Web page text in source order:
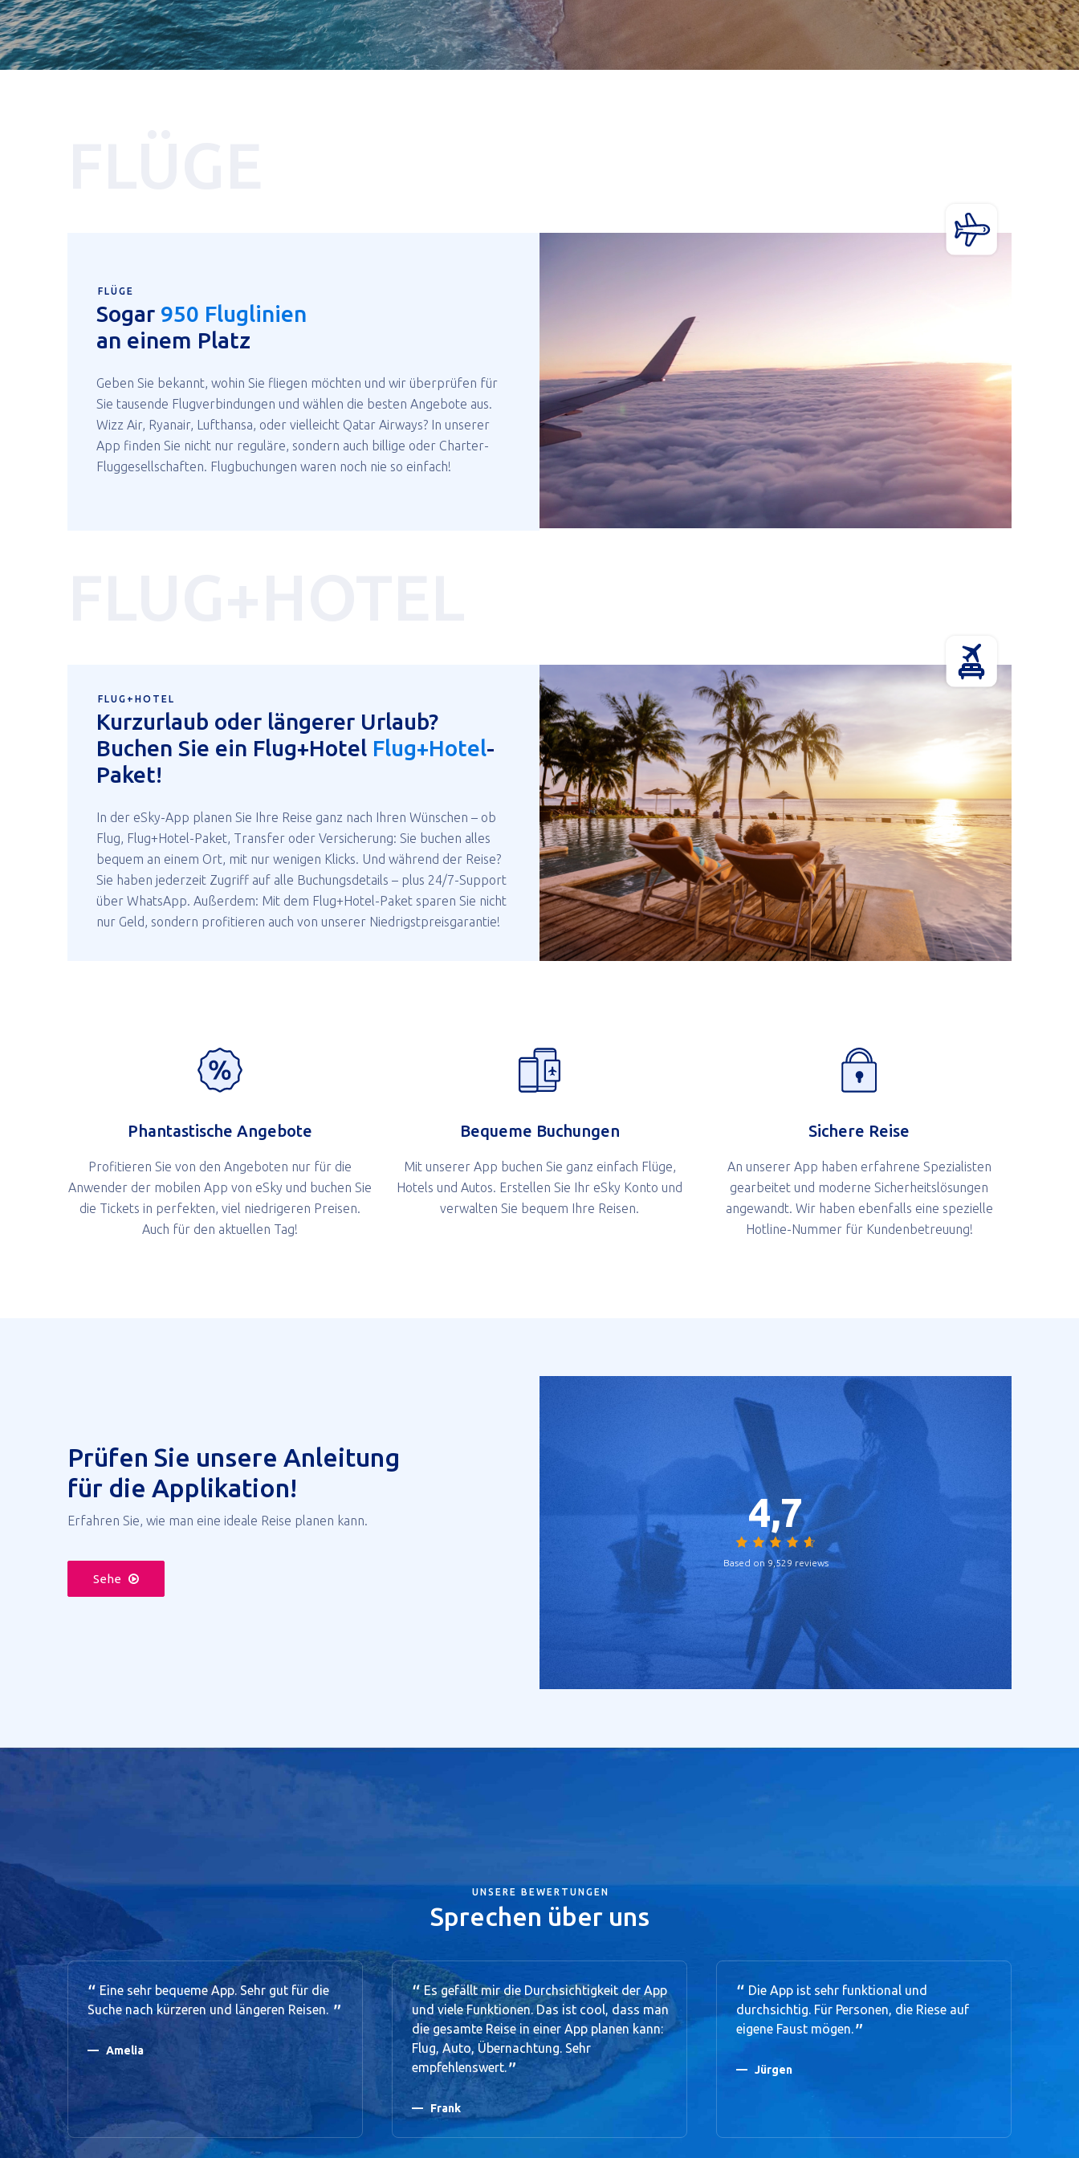
FLÜGE
Sogar 950 Fluglinien
an einem Platz
Geben Sie bekannt, wohin Sie fliegen möchten und wir überprüfen für
Sie tausende Flugverbindungen und wählen die besten Angebote aus.
Wizz Air, Ryanair, Lufthansa, oder vielleicht Qatar Airways? In unserer
App finden Sie nicht nur reguläre, sondern auch billige oder Charter-
Fluggesellschaften. Flugbuchungen waren noch nie so einfach!
FLUG+HOTEL
Kurzurlaub oder längerer Urlaub?
Buchen Sie ein Flug+Hotel Flug+Hotel-
Paket!
In der eSky-App planen Sie Ihre Reise ganz nach Ihren Wünschen – ob
Flug, Flug+Hotel-Paket, Transfer oder Versicherung: Sie buchen alles
bequem an einem Ort, mit nur wenigen Klicks. Und während der Reise?
Sie haben jederzeit Zugriff auf alle Buchungsdetails – plus 24/7-Support
über WhatsApp. Außerdem: Mit dem Flug+Hotel-Paket sparen Sie nicht
nur Geld, sondern profitieren auch von unserer Niedrigstpreisgarantie!
Phantastische Angebote
Profitieren Sie von den Angeboten nur für die
Anwender der mobilen App von eSky und buchen Sie
die Tickets in perfekten, viel niedrigeren Preisen.
Auch für den aktuellen Tag!
Bequeme Buchungen
Mit unserer App buchen Sie ganz einfach Flüge,
Hotels und Autos. Erstellen Sie Ihr eSky Konto und
verwalten Sie bequem Ihre Reisen.
Sichere Reise
An unserer App haben erfahrene Spezialisten
gearbeitet und moderne Sicherheitslösungen
angewandt. Wir haben ebenfalls eine spezielle
Hotline-Nummer für Kundenbetreuung!
Prüfen Sie unsere Anleitung
für die Applikation!
Erfahren Sie, wie man eine ideale Reise planen kann.
Sehe
4,7
Based on 9,529 reviews
UNSERE BEWERTUNGEN
Sprechen über uns
Eine sehr bequeme App. Sehr gut für die
Suche nach kürzeren und längeren Reisen.
Amelia
Es gefällt mir die Durchsichtigkeit der App
und viele Funktionen. Das ist cool, dass man
die gesamte Reise in einer App planen kann:
Flug, Auto, Übernachtung. Sehr
empfehlenswert.
Frank
Die App ist sehr funktional und
durchsichtig. Für Personen, die Riese auf
eigene Faust mögen.
Jürgen